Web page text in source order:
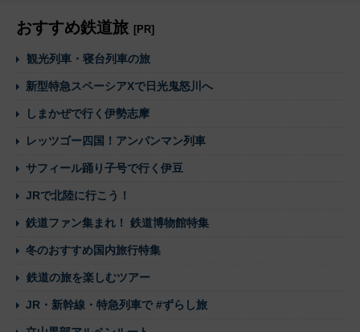
おすすめ鉄道旅 [PR]
観光列車・寝台列車の旅
新型特急スペーシアXで日光鬼怒川へ
しまかぜで行く伊勢志摩
レッツゴー四国！アンパンマン列車
サフィール踊り子号で行く伊豆
JRで北陸に行こう！
鉄道ファン集まれ！ 鉄道博物館特集
冬のおすすめ国内旅行特集
鉄道の旅を楽しむツアー
JR・新幹線・特急列車で #ずらし旅